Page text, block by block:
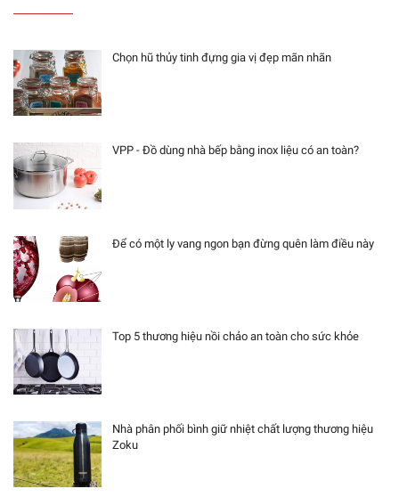
Chọn hũ thủy tinh đựng gia vị đẹp mãn nhãn
VPP - Đồ dùng nhà bếp bằng inox liệu có an toàn?
Để có một ly vang ngon bạn đừng quên làm điều này
Top 5 thương hiệu nồi chảo an toàn cho sức khỏe
Nhà phân phối bình giữ nhiệt chất lượng thương hiệu
Zoku